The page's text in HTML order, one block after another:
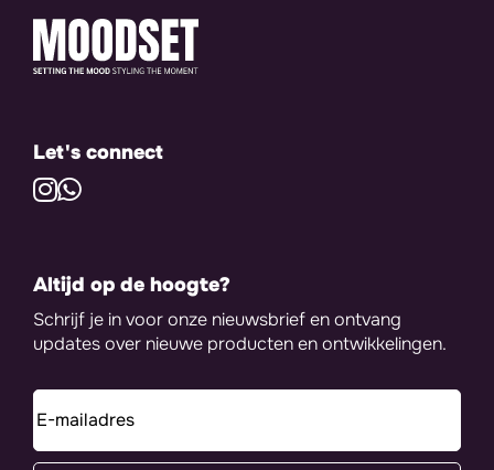
Let's connect
Altijd op de hoogte?
Schrijf je in voor onze nieuwsbrief en ontvang
updates over nieuwe producten en ontwikkelingen.